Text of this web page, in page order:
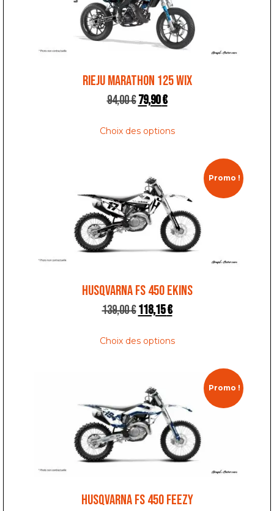
RIEJU MARATHON 125 WIX
94,00€79,90€
Choix des options
Promo !
HUSQVARNA FS 450 EKINS
139,00€118,15€
Choix des options
Promo !
HUSQVARNA FS 450 FEEZY